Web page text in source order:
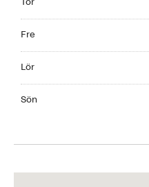
Tor
Fre
Lör
Sön